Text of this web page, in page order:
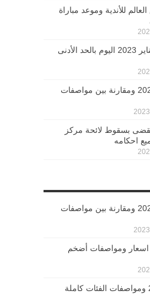
للأندية وموعد مباراة
صرف مرتبات شهر يناير 2023 اليوم بالحد الأدنى
اسعار نيسان صني 2023 ومقارنة بين مواصفات
بسقوط لائحة مركز
احكامه
اسعار نيسان صني 2023 ومقارنة بين مواصفات
سيكويا 2023.. اسعار ومواصفات أضخم
سعر تويوتا بيلتا 2022 ومواصفات الفئات كاملة